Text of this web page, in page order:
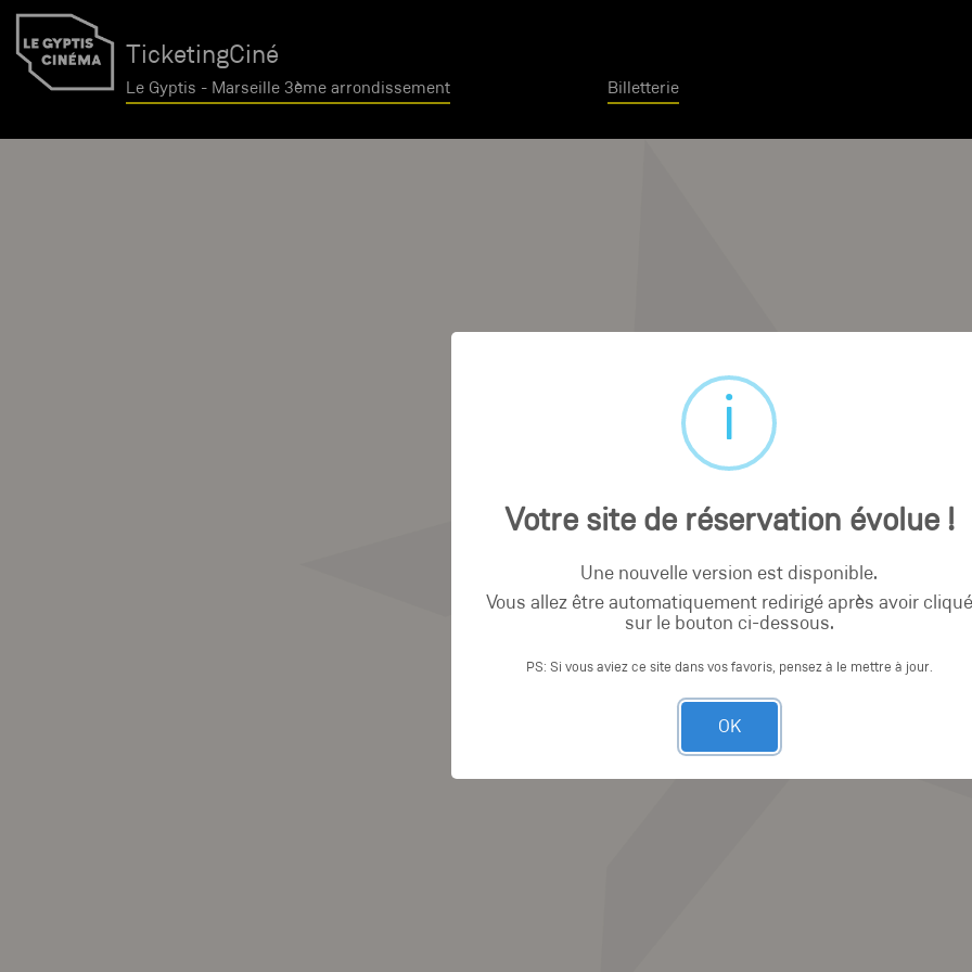
TicketingCiné
Le Gyptis - Marseille 3ème arrondissement Billetterie
Votre site de réservation évolue !
Une nouvelle version est disponible.
Vous allez être automatiquement redirigé après avoir cliqué
sur le bouton ci-dessous.
PS: Si vous aviez ce site dans vos favoris, pensez à le mettre à jour.
OK